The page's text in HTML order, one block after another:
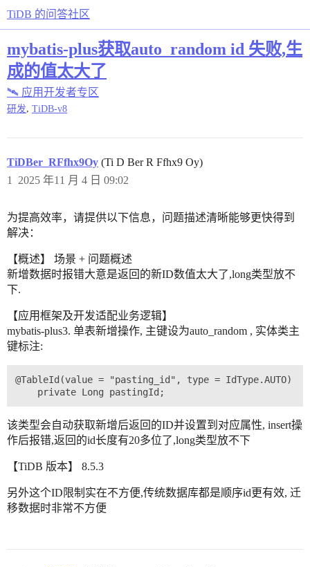
TiDB 的问答社区
mybatis-plus获取auto_random id 失败,生
成的值太大了
🛰️ 应用开发者专区
研发 TiDB-v8
TiDBer_RFfhx9Oy (Ti D Ber R Ffhx9 Oy)
2025 年11 月 4 日 09:02
1
为提高效率，请提供以下信息，问题描述清晰能够更快得到
解决：
【概述】 场景 + 问题概述
新增数据时报错大意是返回的新ID数值太大了,long类型放不
下.
【应用框架及开发适配业务逻辑】
mybatis-plus3. 单表新增操作, 主键设为auto_random , 实体类主
键标注:
@TableId(value = "pasting_id", type = IdType.AUTO)
该类型会自动获取新增后返回的ID并设置到对应属性, insert操
作后报错,返回的id长度有20多位了,long类型放不下
【TiDB 版本】 8.5.3
另外这个ID限制实在不方便,传统数据库都是顺序id更有效, 迁
移数据时非常不方便